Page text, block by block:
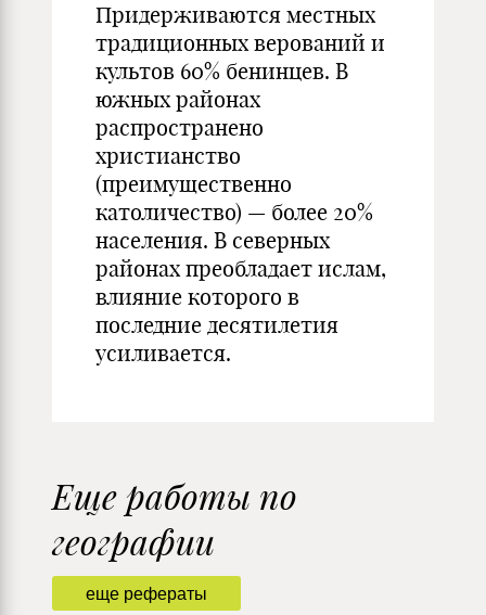
Придерживаются местных
традиционных верований и
культов 60% бенинцев. В
южных районах
распространено
христианство
(преимущественно
католичество) — более 20%
населения. В северных
районах преобладает ислам,
влияние которого в
последние десятилетия
усиливается.
еще рефераты
Еще работы по
географии